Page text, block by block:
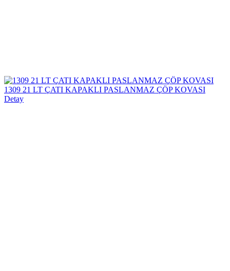
1309 21 LT ÇATI KAPAKLI PASLANMAZ ÇÖP KOVASI
Detay